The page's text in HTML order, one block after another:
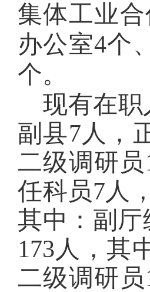
集体工业
办公室4个
个。
现有在职
副县7人，
二级调研
任科员7人
其中：副
173人，其
二级调研